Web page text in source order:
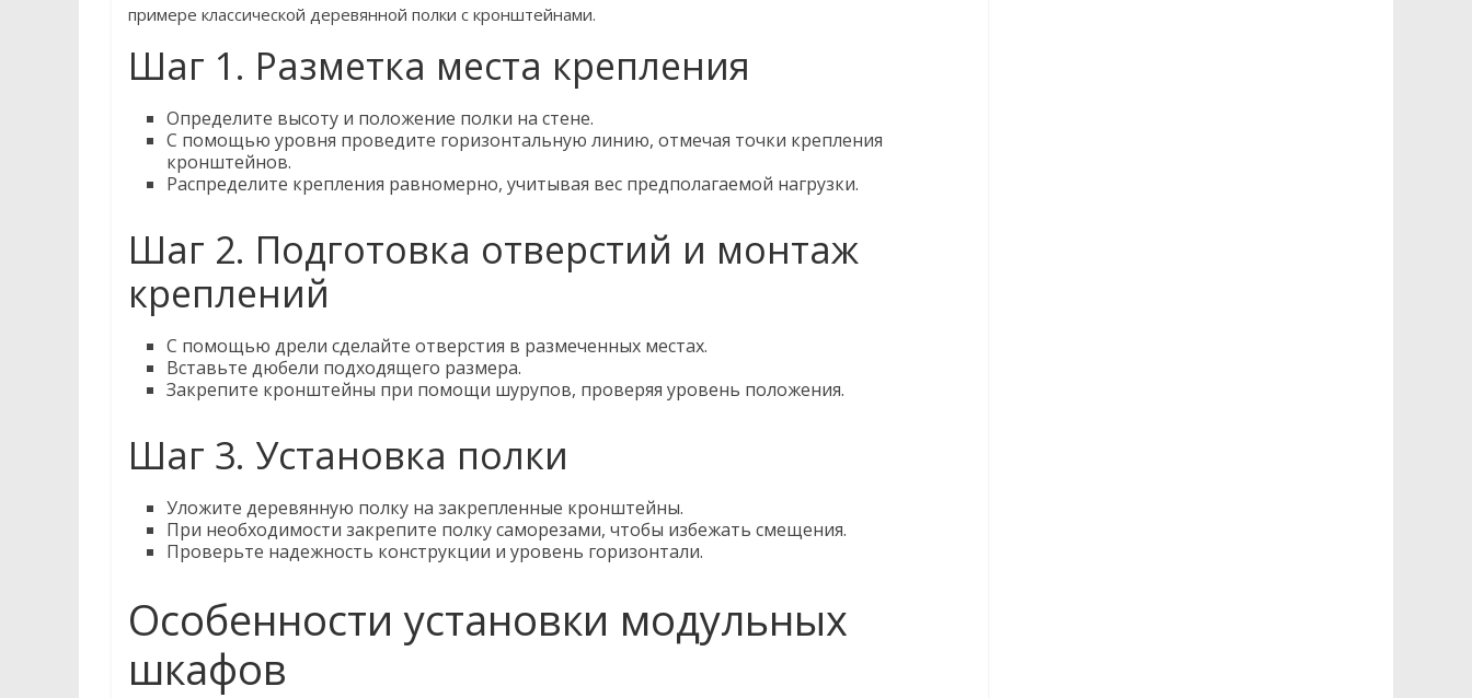
примере классической деревянной полки с кронштейнами.
Шаг 1. Разметка места крепления
Определите высоту и положение полки на стене.
С помощью уровня проведите горизонтальную линию, отмечая точки крепления
кронштейнов.
Распределите крепления равномерно, учитывая вес предполагаемой нагрузки.
Шаг 2. Подготовка отверстий и монтаж
креплений
С помощью дрели сделайте отверстия в размеченных местах.
Вставьте дюбели подходящего размера.
Закрепите кронштейны при помощи шурупов, проверяя уровень положения.
Шаг 3. Установка полки
Уложите деревянную полку на закрепленные кронштейны.
При необходимости закрепите полку саморезами, чтобы избежать смещения.
Проверьте надежность конструкции и уровень горизонтали.
Особенности установки модульных
шкафов